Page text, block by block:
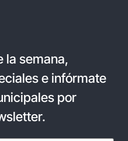
la semana,
e infórmate
por